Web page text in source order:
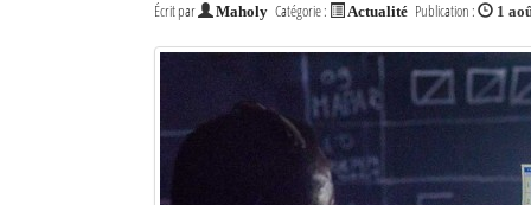
Écrit par Maholy Catégorie : Actualité Publication : 1